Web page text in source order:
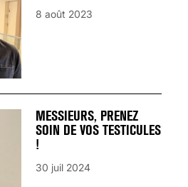
8 août 2023
MESSIEURS, PRENEZ
SOIN DE VOS TESTICULES
!
30 juil 2024